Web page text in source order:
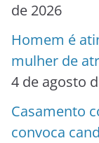
de 2026
Homem é
mulher de
4 de agosto
Casamento
convoca